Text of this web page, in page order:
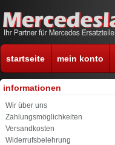
startseite mein konto
informationen
Wir über uns
Zahlungsmöglichkeiten
Versandkosten
Widerrufsbelehrung